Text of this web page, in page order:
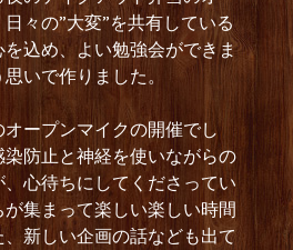
々の”大変”を共有している
込め、よい勉強会ができま
いで作りました。
ープンマイクの開催でし
防止と神経を使いながらの
心待ちにしてくださってい
集まって楽しい楽しい時間
新しい企画の話なども出て